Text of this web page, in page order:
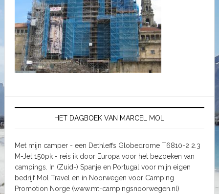
HET DAGBOEK VAN MARCEL MOL
Met mijn camper - een Dethleffs Globedrome T6810-2 2.3
M-Jet 150pk - reis ik door Europa voor het bezoeken van
campings. In (Zuid-) Spanje en Portugal voor mijn eigen
bedrijf Mol Travel en in Noorwegen voor Camping
Promotion Norge (www.mt-campingsnoorwegen.nl)